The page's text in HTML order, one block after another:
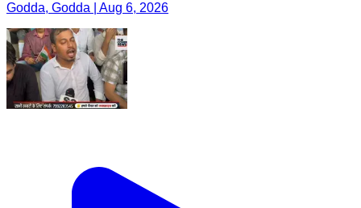
Godda, Godda | Aug 6, 2026